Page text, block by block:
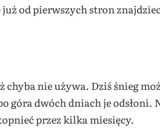
od pierwszych stron
chyba nie używa. Dziś śnieg
góra dwóch dniach je odsłoni.
przez kilka miesięcy.